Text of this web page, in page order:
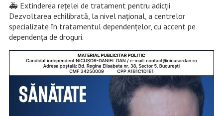
🚑 Extinderea rețelei de tratament pentru adicții
Dezvoltarea echilibrată, la nivel național, a centrelor
specializate în tratamentul dependențelor, cu accent pe
dependența de droguri.